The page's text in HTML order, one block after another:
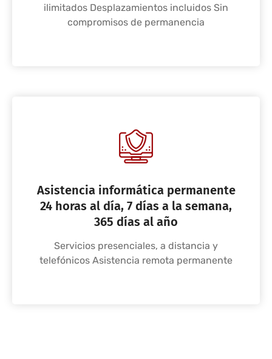
ilimitados Desplazamientos incluidos Sin
compromisos de permanencia
Asistencia informática permanente
24 horas al día, 7 días a la semana,
365 días al año
Servicios presenciales, a distancia y
telefónicos Asistencia remota permanente